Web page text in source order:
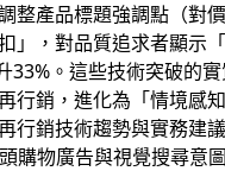
整產品標題強調點（對
扣」，對品質追求者顯示
33%。這些技術突破的
行銷，進化為「情境感
行銷技術趨勢與實務建議
購物廣告與視覺搜尋意